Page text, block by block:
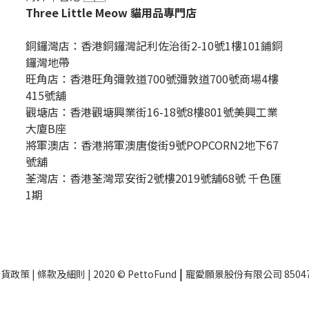
Three Little Meow 貓用品專門店
銅鑼灣店： 香港銅鑼灣記利佐治街2-10號1樓101鋪銅
鑼灣地帶
旺角店：香港旺角彌敦道700號彌敦道700號商場4樓
415號舖
觀塘店：香港觀塘興業街16-18號8樓801號美興工業
大廈B座
將軍澳店：香港將軍澳唐俊街9號POPCORN2地下67
號舖
荃灣店：香港荃灣眾安街2號樓2019號舖68號 千色匯
1期
政策| 條款及細則 | 2020 © PettoFund | 寵愛願景股份有限公司